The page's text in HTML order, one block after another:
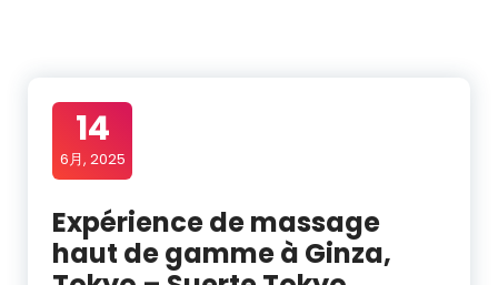
14
6月, 2025
Expérience de massage
haut de gamme à Ginza,